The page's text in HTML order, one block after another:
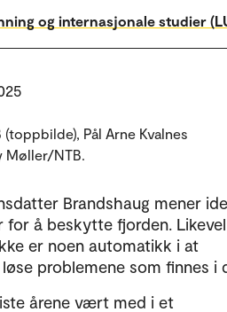
og internasjonale studier
Pål Arne Kvalnes
Møller/NTB.
Brandshaug mener
for å beskytte fjorden. Likevel
er noen automatikk i at
problemene som finnes i
årene vært med i et